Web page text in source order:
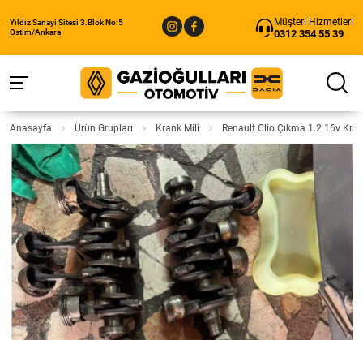
Yıldız Sanayi Sitesi 3.Blok No:5
Ostim/Ankara
Müşteri Hizmetleri
0312 354 55 39
Anasayfa Ürün Grupları Krank Mili Renault Clio Çıkma 1.2 16v